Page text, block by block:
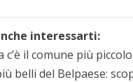
interessarti:
c’è il comune più
belli del Belpaese: